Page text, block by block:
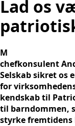
Lad os
M
chefkonsulent
Selskab sikret os
for
kendskab til
til barndommen,
styrke